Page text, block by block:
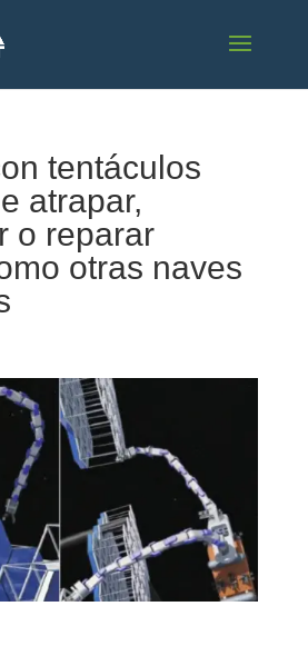
tentáculos
atrapar,
o reparar
otras naves